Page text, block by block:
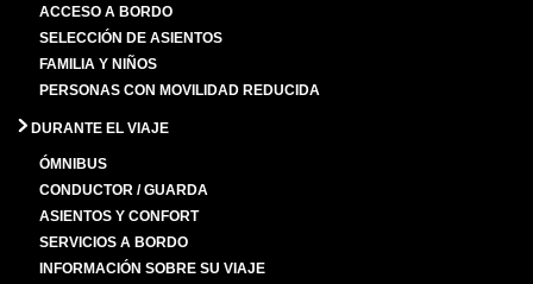
ACCESO A BORDO
SELECCIÓN DE ASIENTOS
FAMILIA Y NIÑOS
PERSONAS CON MOVILIDAD REDUCIDA
DURANTE EL VIAJE
ÓMNIBUS
CONDUCTOR / GUARDA
ASIENTOS Y CONFORT
SERVICIOS A BORDO
INFORMACIÓN SOBRE SU VIAJE